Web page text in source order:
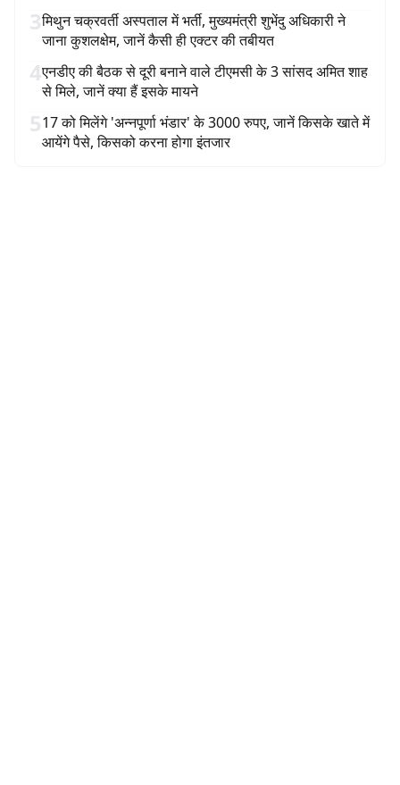
3मिथुन चक्रवर्ती अस्पताल में भर्ती, मुख्यमंत्री शुभेंदु अधिकारी ने
जाना कुशलक्षेम, जानें कैसी ही एक्टर की तबीयत
4एनडीए की बैठक से दूरी बनाने वाले टीएमसी के 3 सांसद अमित शाह
से मिले, जानें क्या हैं इसके मायने
517 को मिलेंगे 'अन्नपूर्णा भंडार' के 3000 रुपए, जानें किसके खाते में
आयेंगे पैसे, किसको करना होगा इंतजार